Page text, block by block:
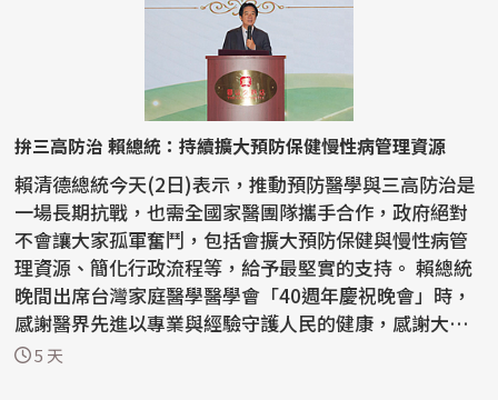
拚三高防治 賴總統：持續擴大預防保健慢性病管理資源
賴清德總統今天(2日)表示，推動預防醫學與三高防治是
一場長期抗戰，也需全國家醫團隊攜手合作，政府絕對
不會讓大家孤軍奮鬥，包括會擴大預防保健與慢性病管
理資源、簡化行政流程等，給予最堅實的支持。 賴總統
晚間出席台灣家庭醫學醫學會「40週年慶祝晚會」時，
感謝醫界先進以專業與經驗守護人民的健康，感謝大家
的努...
5 天